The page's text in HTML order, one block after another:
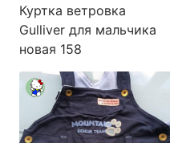
Куртка ветровка
Gulliver для мальчика
новая 158